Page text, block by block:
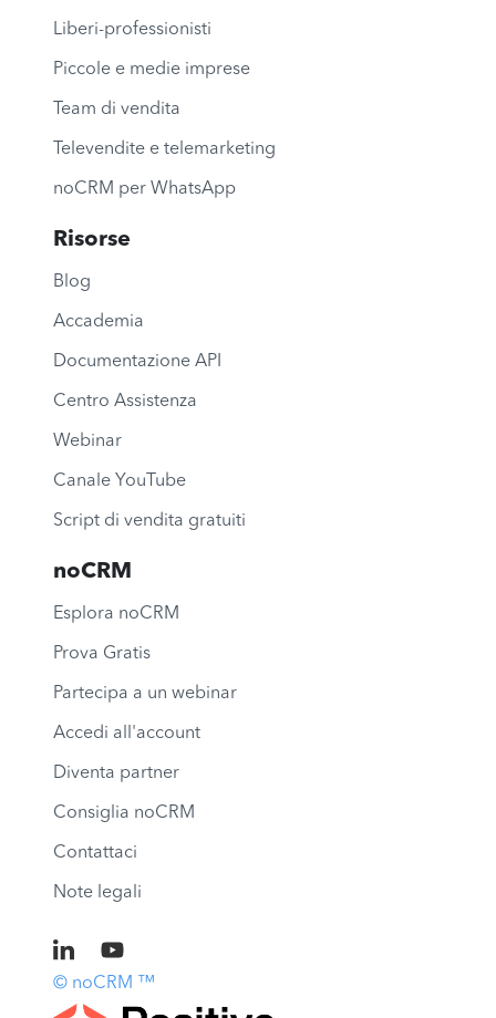
Liberi-professionisti
Piccole e medie imprese
Team di vendita
Televendite e telemarketing
noCRM per WhatsApp
Risorse
Blog
Accademia
Documentazione API
Centro Assistenza
Webinar
Canale YouTube
Script di vendita gratuiti
noCRM
Esplora noCRM
Prova Gratis
Partecipa a un webinar
Accedi all'account
Diventa partner
Consiglia noCRM
Contattaci
Note legali
© noCRM ™